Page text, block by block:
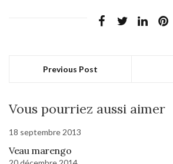
Previous Post
Vous pourriez aussi aimer
18 septembre 2013
Veau marengo